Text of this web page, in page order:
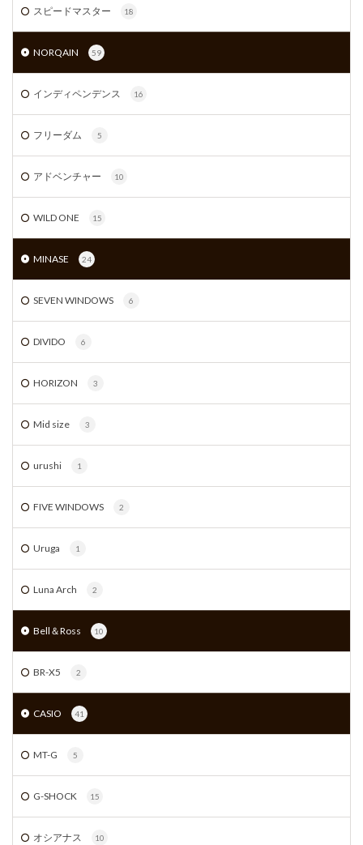
スピードマスター 18
NORQAIN 59
インディペンデンス 16
フリーダム 5
アドベンチャー 10
WILD ONE 15
MINASE 24
SEVEN WINDOWS 6
DIVIDO 6
HORIZON 3
Mid size 3
urushi 1
FIVE WINDOWS 2
Uruga 1
Luna Arch 2
Bell＆Ross 10
BR-X5 2
CASIO 41
MT-G 5
G-SHOCK 15
オシアナス 10